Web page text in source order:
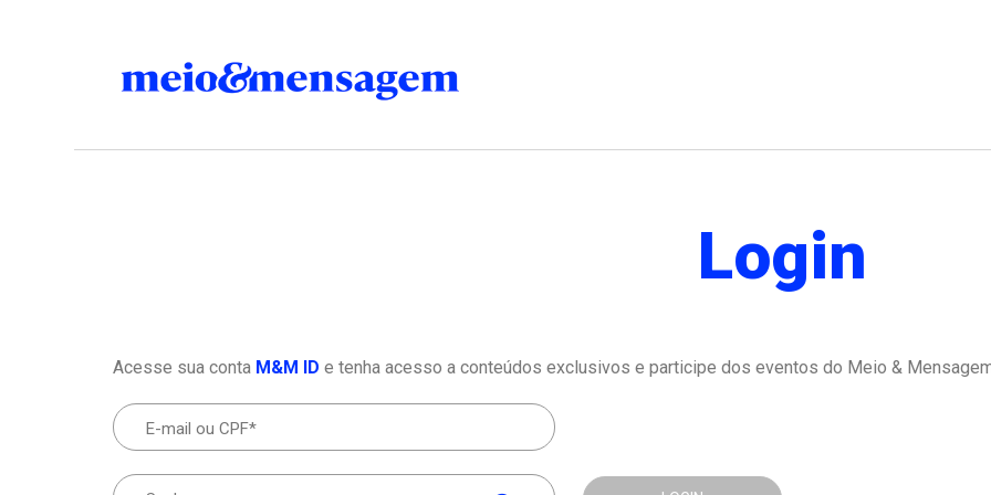
Login
Acesse sua conta M&M ID e tenha acesso a conteúdos exclusivos e participe dos eventos do Meio &